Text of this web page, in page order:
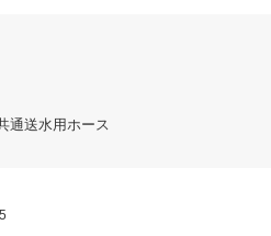
通送水用ホース